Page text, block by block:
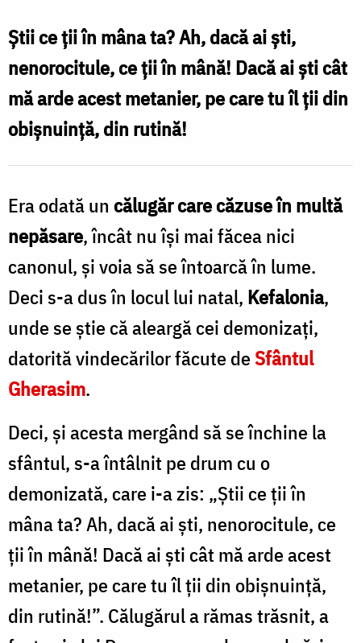
demonizate
să
întoarcă
un
călugăr
la
păcat
/
Foto:
Oana
Nechifor
Știi ce ții în mâna ta? Ah, dacă ai ști,
nenorocitule, ce ții în mână! Dacă ai ști cât
mă arde acest metanier, pe care tu îl ții din
obișnuință, din rutină!
Era odată un călugăr care căzuse în multă
nepăsare, încât nu își mai făcea nici
canonul, și voia să se întoarcă în lume.
Deci s-a dus în locul lui natal, Kefalonia,
unde se știe că aleargă cei demonizați,
datorită vindecărilor făcute deSfântul
Gherasim.
Deci, și acesta mergând să se închine la
sfântul, s-a întâlnit pe drum cu o
demonizată, care i-a zis: „Știi ce ții în
mâna ta? Ah, dacă ai ști, nenorocitule, ce
ții în mână! Dacă ai ști cât mă arde acest
metanier, pe care tu îl ții din obișnuință,
din rutină!”. Călugărul a rămas trăsnit, a